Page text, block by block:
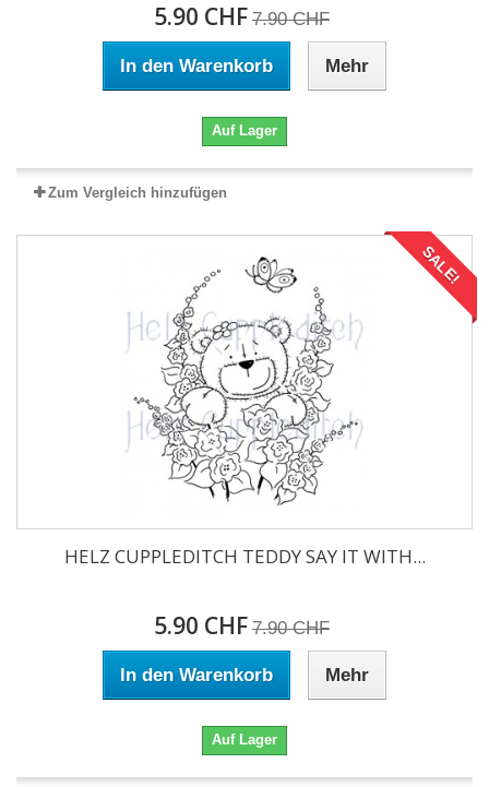
5.90 CHF 7.90 CHF
In den Warenkorb Mehr
Auf Lager
Zum Vergleich hinzufügen
SALE!
HELZ CUPPLEDITCH TEDDY SAY IT WITH...
5.90 CHF 7.90 CHF
In den Warenkorb Mehr
Auf Lager